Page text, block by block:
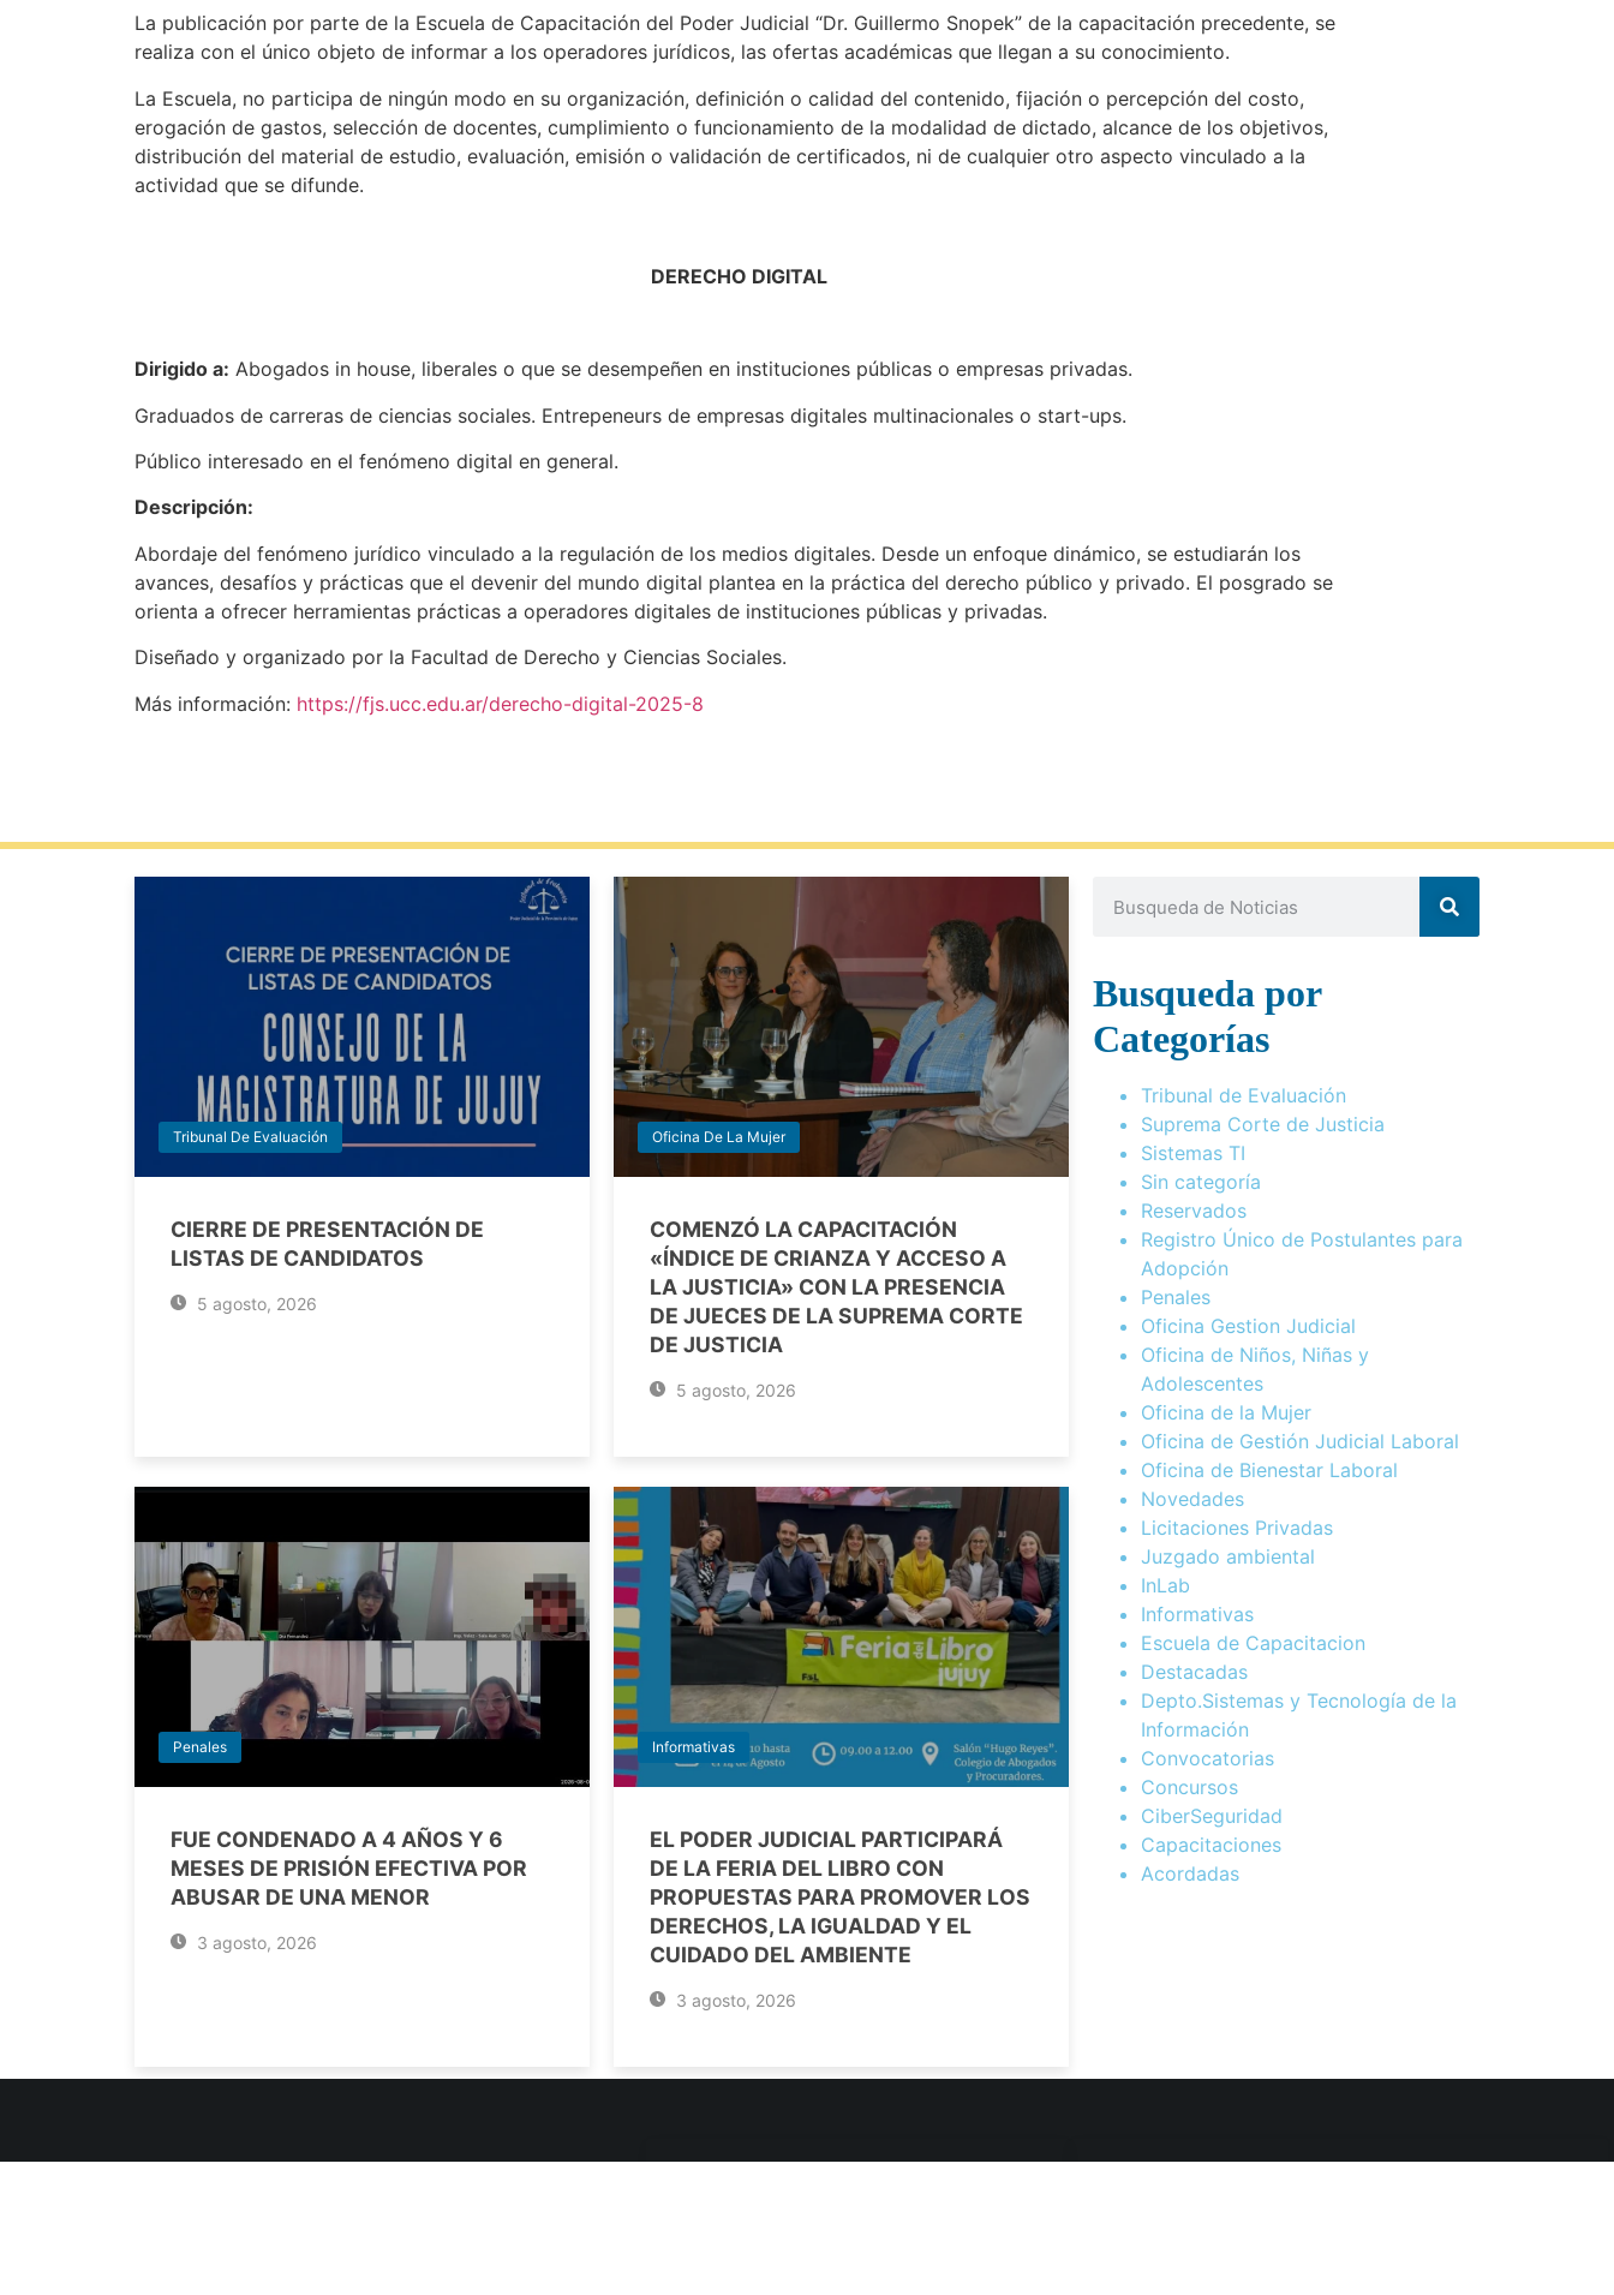
La publicación por parte de la Escuela de Capacitación del Poder Judicial “Dr. Guillermo Snopek” de la capacitación precedente, se
realiza con el único objeto de informar a los operadores jurídicos, las ofertas académicas que llegan a su conocimiento.
La Escuela, no participa de ningún modo en su organización, definición o calidad del contenido, fijación o percepción del costo,
erogación de gastos, selección de docentes, cumplimiento o funcionamiento de la modalidad de dictado, alcance de los objetivos,
distribución del material de estudio, evaluación, emisión o validación de certificados, ni de cualquier otro aspecto vinculado a la
actividad que se difunde.
DERECHO DIGITAL
Dirigido a: Abogados in house, liberales o que se desempeñen en instituciones públicas o empresas privadas.
Graduados de carreras de ciencias sociales. Entrepeneurs de empresas digitales multinacionales o start-ups.
Público interesado en el fenómeno digital en general.
Descripción:
Abordaje del fenómeno jurídico vinculado a la regulación de los medios digitales. Desde un enfoque dinámico, se estudiarán los
avances, desafíos y prácticas que el devenir del mundo digital plantea en la práctica del derecho público y privado. El posgrado se
orienta a ofrecer herramientas prácticas a operadores digitales de instituciones públicas y privadas.
Diseñado y organizado por la Facultad de Derecho y Ciencias Sociales.
Más información: https://fjs.ucc.edu.ar/derecho-digital-2025-8
Tribunal De Evaluación
CIERRE DE PRESENTACIÓN DE
LISTAS DE CANDIDATOS
5 agosto, 2026
Oficina De La Mujer
COMENZÓ LA CAPACITACIÓN
«ÍNDICE DE CRIANZA Y ACCESO A
LA JUSTICIA» CON LA PRESENCIA
DE JUECES DE LA SUPREMA CORTE
DE JUSTICIA
5 agosto, 2026
Penales
FUE CONDENADO A 4 AÑOS Y 6
MESES DE PRISIÓN EFECTIVA POR
ABUSAR DE UNA MENOR
3 agosto, 2026
Informativas
EL PODER JUDICIAL PARTICIPARÁ
DE LA FERIA DEL LIBRO CON
PROPUESTAS PARA PROMOVER LOS
DERECHOS, LA IGUALDAD Y EL
CUIDADO DEL AMBIENTE
3 agosto, 2026
Busqueda por
Categorías
Tribunal de Evaluación
Suprema Corte de Justicia
Sistemas TI
Sin categoría
Reservados
Registro Único de Postulantes para
Adopción
Penales
Oficina Gestion Judicial
Oficina de Niños, Niñas y
Adolescentes
Oficina de la Mujer
Oficina de Gestión Judicial Laboral
Oficina de Bienestar Laboral
Novedades
Licitaciones Privadas
Juzgado ambiental
InLab
Informativas
Escuela de Capacitacion
Destacadas
Depto.Sistemas y Tecnología de la
Información
Convocatorias
Concursos
CiberSeguridad
Capacitaciones
Acordadas